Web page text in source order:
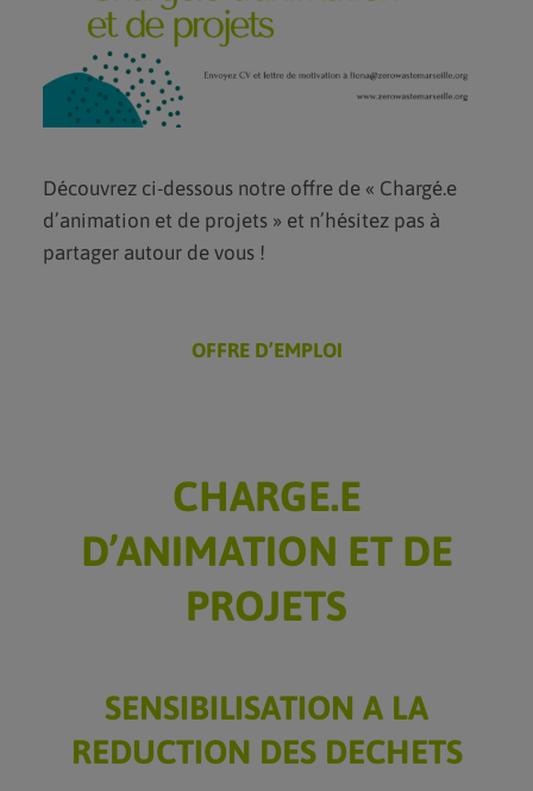
NOS ACTIONS
DÉFI DES FAMILLES
COMMERCE ENGAGÉ
TARPIN MOINS
DEVENIR VOLONTAIRE EN
AGENDA
BLOG
CONTACT
Découvrez ci-dessous notre offre de « Chargé.e
d’animation et de projets » et n’hésitez pas à
partager autour de vous !
OFFRE D’EMPLOI
CHARGE.E
D’ANIMATION ET DE
PROJETS
SENSIBILISATION A LA
REDUCTION DES DECHETS